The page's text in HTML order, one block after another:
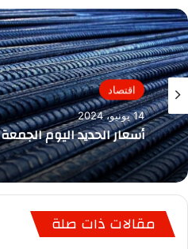
اقتصاد
14 يونيو، 2024
أسعار الحديد اليوم الجمعة
مقالات ذات صلة